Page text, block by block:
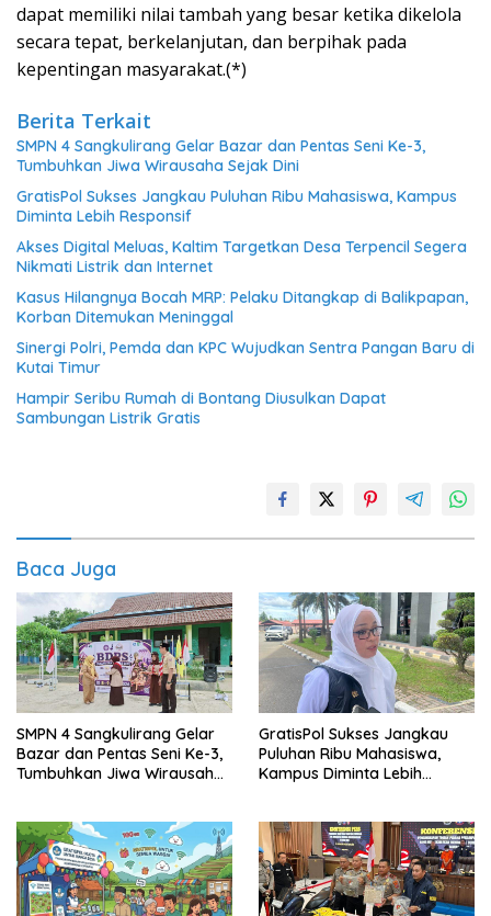
dapat memiliki nilai tambah yang besar ketika dikelola
secara tepat, berkelanjutan, dan berpihak pada
kepentingan masyarakat.(*)
Berita Terkait
SMPN 4 Sangkulirang Gelar Bazar dan Pentas Seni Ke-3,
Tumbuhkan Jiwa Wirausaha Sejak Dini
GratisPol Sukses Jangkau Puluhan Ribu Mahasiswa, Kampus
Diminta Lebih Responsif
Akses Digital Meluas, Kaltim Targetkan Desa Terpencil Segera
Nikmati Listrik dan Internet
Kasus Hilangnya Bocah MRP: Pelaku Ditangkap di Balikpapan,
Korban Ditemukan Meninggal
Sinergi Polri, Pemda dan KPC Wujudkan Sentra Pangan Baru di
Kutai Timur
Hampir Seribu Rumah di Bontang Diusulkan Dapat
Sambungan Listrik Gratis
Baca Juga
SMPN 4 Sangkulirang Gelar
Bazar dan Pentas Seni Ke-3,
Tumbuhkan Jiwa Wirausaha
GratisPol Sukses Jangkau
Puluhan Ribu Mahasiswa,
Kampus Diminta Lebih